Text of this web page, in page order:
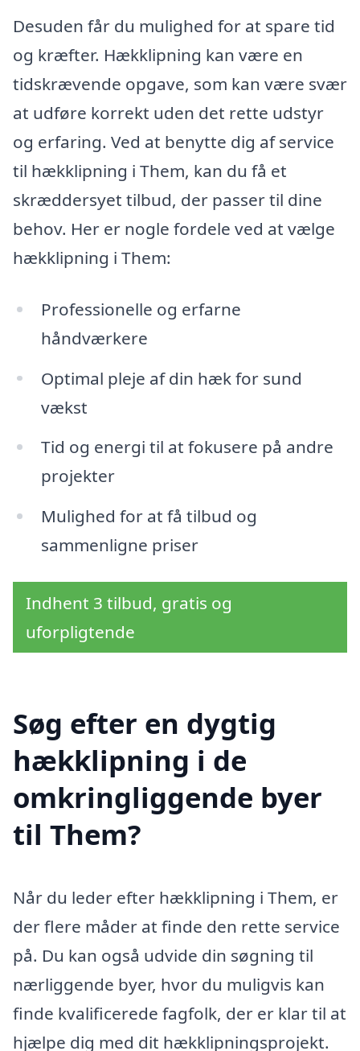
Desuden får du mulighed for at spare tid
og kræfter. Hækklipning kan være en
tidskrævende opgave, som kan være svær
at udføre korrekt uden det rette udstyr
og erfaring. Ved at benytte dig af service
til hækklipning i Them, kan du få et
skræddersyet tilbud, der passer til dine
behov. Her er nogle fordele ved at vælge
hækklipning i Them:
Professionelle og erfarne
håndværkere
Optimal pleje af din hæk for sund
vækst
Tid og energi til at fokusere på andre
projekter
Mulighed for at få tilbud og
sammenligne priser
Indhent 3 tilbud, gratis og
uforpligtende
Søg efter en dygtig
hækklipning i de
omkringliggende byer
til Them?
Når du leder efter hækklipning i Them, er
der flere måder at finde den rette service
på. Du kan også udvide din søgning til
nærliggende byer, hvor du muligvis kan
finde kvalificerede fagfolk, der er klar til at
hjælpe dig med dit hækklipningsprojekt.